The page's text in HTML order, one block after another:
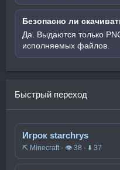
Безопасно ли
Да. Выдаются только
исполняемых файлов.
Быстрый переход
Игрок starchrys
⛏️ Minecraft · 👁 38 · ⬇ 37